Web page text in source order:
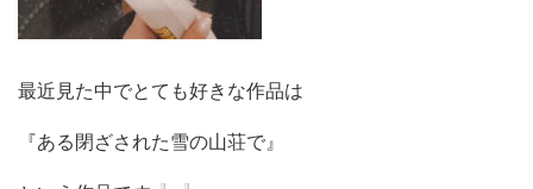
最近見た中でとても好きな作品は
『ある閉ざされた雪の山荘で』